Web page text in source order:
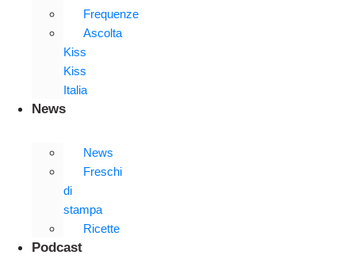
Frequenze
Ascolta
Kiss
Kiss
Italia
News
News
Freschi
di
stampa
Ricette
Podcast